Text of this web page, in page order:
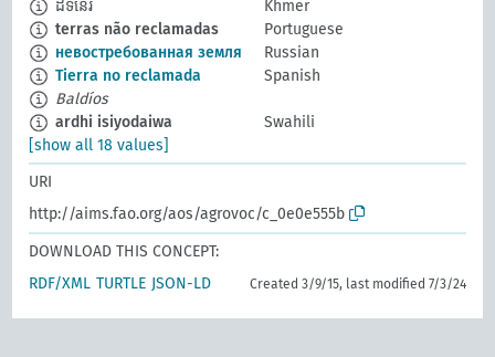
ដីទំនេរ
Khmer
terras não reclamadas
Portuguese
невостребованная земля
Russian
Tierra no reclamada
Spanish
Baldíos
ardhi isiyodaiwa
Swahili
[show all 18 values]
URI
http://aims.fao.org/aos/agrovoc/c_0e0e555b
DOWNLOAD THIS CONCEPT:
RDF/XML TURTLE JSON-LD Created 3/9/15, last modified 7/3/24